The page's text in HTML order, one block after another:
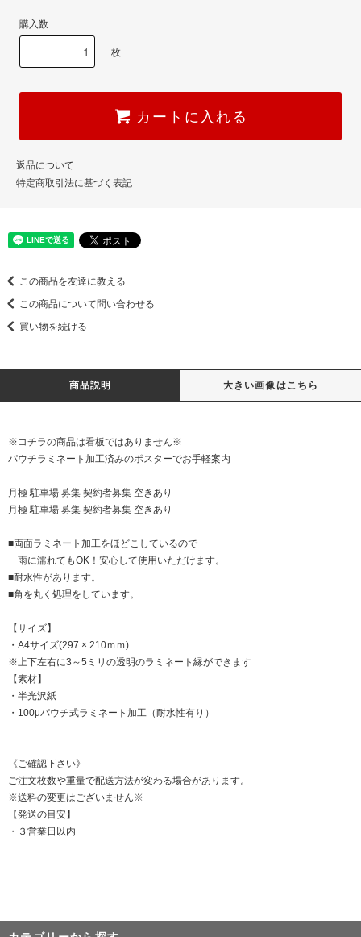
購入数
枚
カートに入れる
返品について
特定商取引法に基づく表記
この商品を友達に教える
この商品について問い合わせる
買い物を続ける
商品説明 大きい画像はこちら
※コチラの商品は看板ではありません※
パウチラミネート加工済みのポスターでお手軽案内
月極 駐車場 募集 契約者募集 空きあり
月極 駐車場 募集 契約者募集 空きあり
■両面ラミネート加工をほどこしているので
雨に濡れてもOK！安心して使用いただけます。
■耐水性があります。
■角を丸く処理をしています。
【サイズ】
・A4サイズ(297 × 210ｍｍ)
※上下左右に3～5ミリの透明のラミネート縁ができます
【素材】
・半光沢紙
・100μパウチ式ラミネート加工（耐水性有り）
《ご確認下さい》
ご注文枚数や重量で配送方法が変わる場合があります。
※送料の変更はございません※
【発送の目安】
・３営業日以内